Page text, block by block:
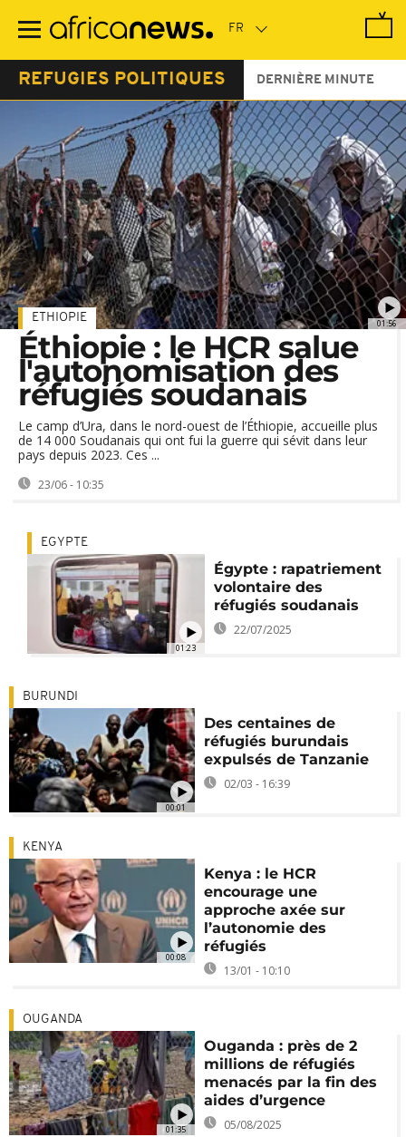
contenu
REFUGIES POLITIQUES DERNIÈRE MINUTE
01:56
ETHIOPIE
Éthiopie : le HCR salue
l'autonomisation des
réfugiés soudanais
Le camp d’Ura, dans le nord-ouest de l’Éthiopie, accueille plus
de 14 000 Soudanais qui ont fui la guerre qui sévit dans leur
pays depuis 2023. Ces ...
23/06 - 10:35
01:23
EGYPTE
Égypte : rapatriement
volontaire des
réfugiés soudanais
22/07/2025
00:01
BURUNDI
Des centaines de
réfugiés burundais
expulsés de Tanzanie
02/03 - 16:39
00:08
KENYA
Kenya : le HCR
encourage une
approche axée sur
l’autonomie des
réfugiés
13/01 - 10:10
01:35
OUGANDA
Ouganda : près de 2
millions de réfugiés
menacés par la fin des
aides d’urgence
05/08/2025